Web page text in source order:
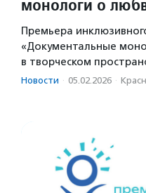
монологи о
Премьера
«Документальные
в творческом
Новости · 05.02.2026 ·